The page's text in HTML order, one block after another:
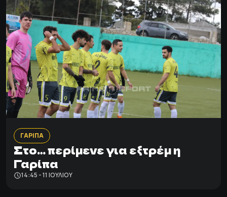
ΓΑΡΙΠΑ
Στο… περίμενε για εξτρέμ η
Γαρίπα
14:45 - 11 ΙΟΥΛΊΟΥ